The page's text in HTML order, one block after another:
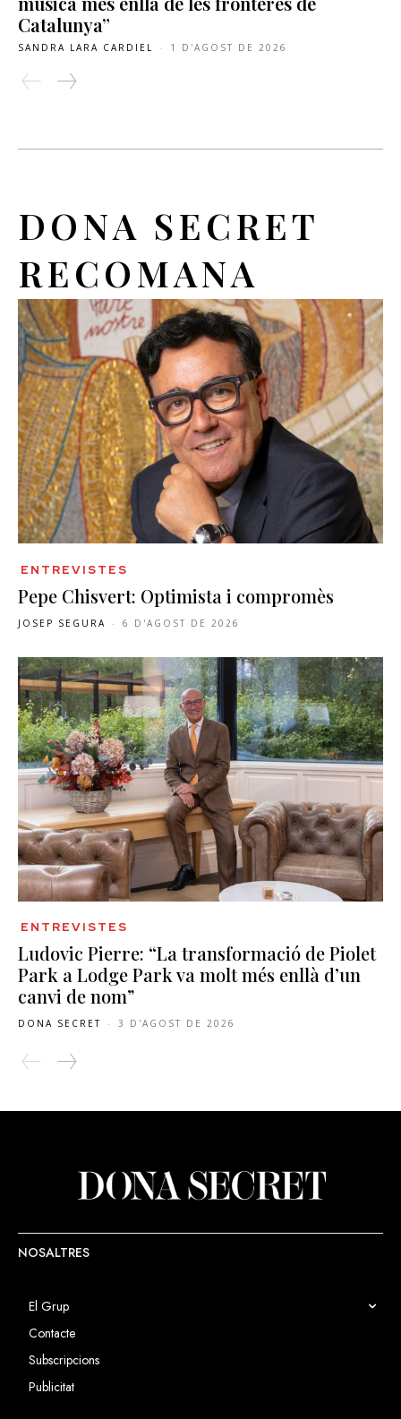
Catalunya”
SANDRA LARA CARDIEL - 1 D'AGOST DE 2026
DONA SECRET
RECOMANA
ENTREVISTES
Pepe Chisvert: Optimista i compromès
JOSEP SEGURA - 6 D'AGOST DE 2026
ENTREVISTES
Ludovic Pierre: “La transformació de Piolet
Park a Lodge Park va molt més enllà d’un
canvi de nom”
DONA SECRET - 3 D'AGOST DE 2026
NOSALTRES
El Grup
Contacte
Subscripcions
Publicitat